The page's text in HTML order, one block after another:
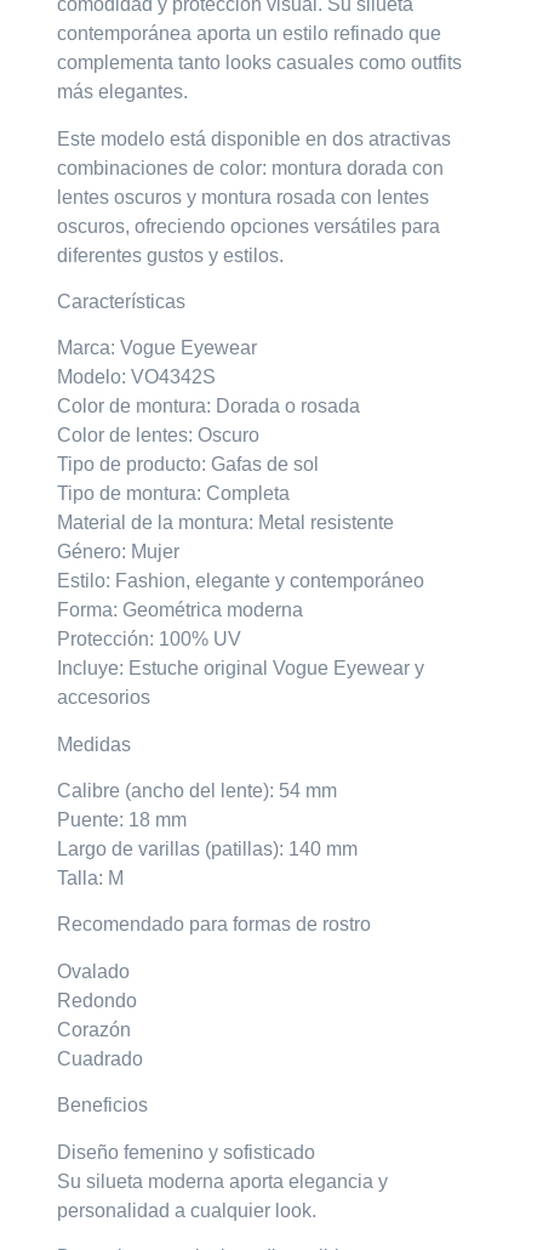
comodidad y protección visual. Su silueta
contemporánea aporta un estilo refinado que
complementa tanto looks casuales como outfits
más elegantes.
Este modelo está disponible en dos atractivas
combinaciones de color: montura dorada con
lentes oscuros y montura rosada con lentes
oscuros, ofreciendo opciones versátiles para
diferentes gustos y estilos.
Características
Marca: Vogue Eyewear
Modelo: VO4342S
Color de montura: Dorada o rosada
Color de lentes: Oscuro
Tipo de producto: Gafas de sol
Tipo de montura: Completa
Material de la montura: Metal resistente
Género: Mujer
Estilo: Fashion, elegante y contemporáneo
Forma: Geométrica moderna
Protección: 100% UV
Incluye: Estuche original Vogue Eyewear y
accesorios
Medidas
Calibre (ancho del lente): 54 mm
Puente: 18 mm
Largo de varillas (patillas): 140 mm
Talla: M
Recomendado para formas de rostro
Ovalado
Redondo
Corazón
Cuadrado
Beneficios
Diseño femenino y sofisticado
Su silueta moderna aporta elegancia y
personalidad a cualquier look.